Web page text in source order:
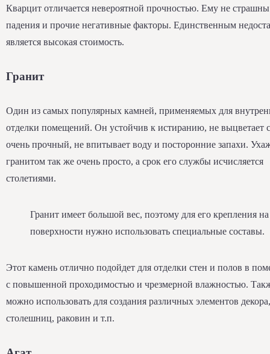
Кварцит отличается невероятной прочностью. Ему не
падения и прочие негативные факторы. Единственным
является высокая стоимость.
Гранит
Один из самых популярных камней, применяемых для
отделки помещений. Он устойчив к истиранию, не выцветает
очень прочный, не впитывает воду и посторонние запахи.
гранитом так же очень просто, а срок его службы исчисляется
столетиями.
Гранит имеет большой вес, поэтому для его крепления на
поверхности нужно использовать специальные составы.
Этот камень отлично подойдет для отделки стен и полов в
с повышенной проходимостью и чрезмерной влажностью.
можно использовать для создания различных элементов декора,
столешниц, раковин и т.п.